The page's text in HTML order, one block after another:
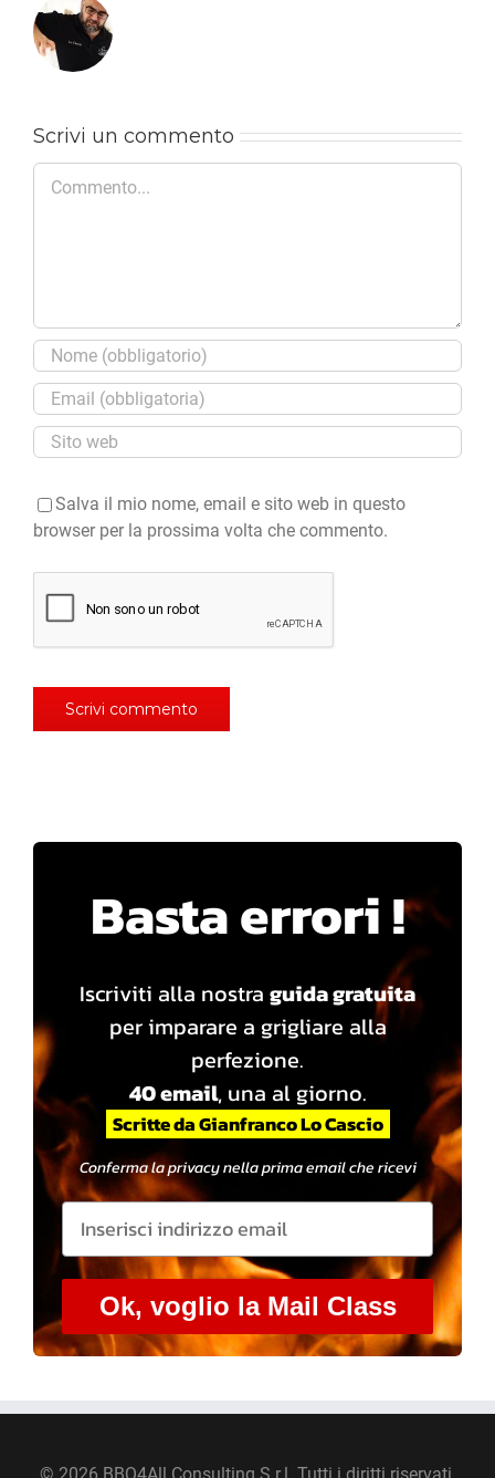
Scrivi un commento
Commento
Salva il mio nome, email e sito web in questo
browser per la prossima volta che commento.
Basta errori !
Iscriviti alla nostra guida gratuita
per imparare a grigliare alla
perfezione.
40 email, una al giorno.
Scritte da Gianfranco Lo Cascio
Conferma la privacy nella prima email che ricevi
Ok, voglio la Mail Class